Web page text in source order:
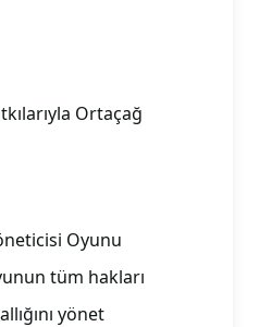
Ortaçağ
Oyunu
tüm hakları
yönet